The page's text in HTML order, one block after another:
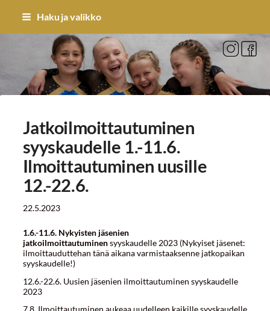
Siirry
sivun
sisältöön
Haku ja valikko
Sivuston etusivulle
Jatkoilmoittautuminen
syyskaudelle 1.-11.6.
Ilmoittautuminen uusille
12.-22.6.
22.5.2023
1.6.-11.6. Nykyisten jäsenien
jatkoilmoittautuminensyyskaudelle 2023 (Nykyiset jäsenet:
ilmoittauduttehan tänä aikana varmistaaksenne jatkopaikan
syyskaudelle!)
12.6.-22.6. Uusien jäsenien ilmoittautuminen syyskaudelle
2023